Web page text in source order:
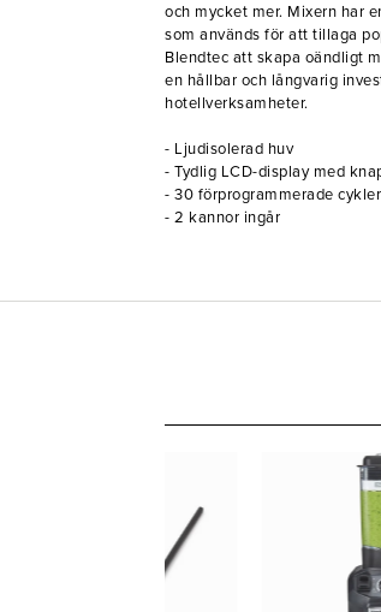
och mycket mer. Mixern har
som används för att tillaga
Blendtec att skapa oändligt
en hållbar och långvarig
hotellverksamheter.
- Ljudisolerad huv
- Tydlig LCD-display med
- 30 förprogrammerade cykler
- 2 kannor ingår